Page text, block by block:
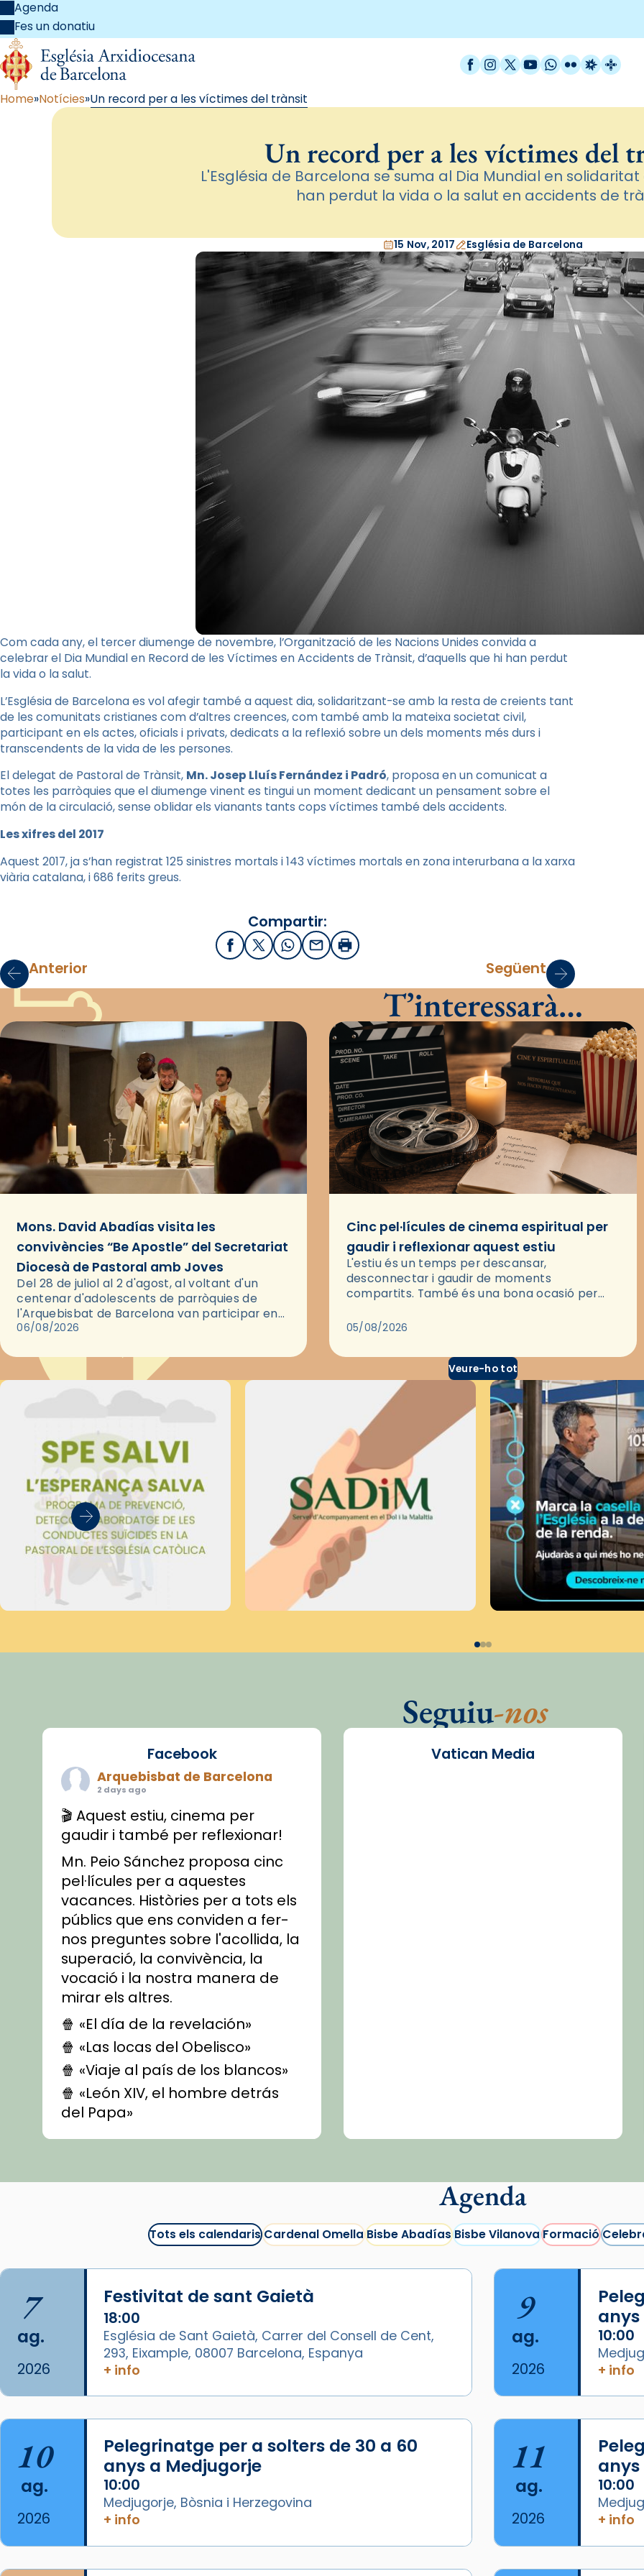
Agenda
Fes un donatiu
Facebook
Instagram
X / Twitter
YouTube
WhatsApp
FlickrRadio
Home Notícies Un record per a les víctimes del trànsit
Un record per a les víctimes del
L'Església de Barcelona se suma al Dia Mundial en
han perdut la vida o la salut en accidents de
15 Nov, 2017 Església de Barcelona
Com cada any, el tercer diumenge de novembre, l’Organització de les Nacions Unides convida a
celebrar el Dia Mundial en Record de les Víctimes en Accidents de Trànsit, d’aquells que hi han perdut
la vida o la salut.
L’Església de Barcelona es vol afegir també a aquest dia, solidaritzant-se amb la resta de creients tant
de les comunitats cristianes com d’altres creences, com també amb la mateixa societat civil,
participant en els actes, oficials i privats, dedicats a la reflexió sobre un dels moments més durs i
transcendents de la vida de les persones.
El delegat de Pastoral de Trànsit, Mn. Josep Lluís Fernández i Padró, proposa en un comunicat a
totes les parròquies que el diumenge vinent es tingui un moment dedicant un pensament sobre el
món de la circulació, sense oblidar els vianants tants cops víctimes també dels accidents.
Les xifres del 2017
Aquest 2017, ja s’han registrat 125 sinistres mortals i 143 víctimes mortals en zona interurbana a la xarxa
viària catalana, i 686 ferits greus.
Compartir:
FacebookX / Twitter
WhatsApp
EmailImprimir
Anterior Següent
T’interessarà…
Mons. David Abadías visita les
convivències “Be Apostle” del Secretariat
Diocesà de Pastoral amb Joves
Del 28 de juliol al 2 d'agost, al voltant d'un
centenar d'adolescents de parròquies de
l'Arquebisbat de Barcelona van participar en
les convivències Be Apostle, organitzades pel
06/08/2026
Cinc pel·lícules de cinema espiritual per
gaudir i reflexionar aquest estiu
L'estiu és un temps per descansar,
desconnectar i gaudir de moments
compartits. També és una bona ocasió per
través del cinema, reflexionar sobre les…
05/08/2026
Veure-ho tot
Seguiu-nos
Facebook
Arquebisbat de Barcelona
2 days ago
🎬 Aquest estiu, cinema per
gaudir i també per reflexionar!
Mn. Peio Sánchez proposa cinc
pel·lícules per a aquestes
vacances. Històries per a tots els
públics que ens conviden a fer-
nos preguntes sobre l'acollida, la
superació, la convivència, la
vocació i la nostra manera de
mirar els altres.
🍿 «El día de la revelación»
🍿 «Las locas del Obelisco»
🍿 «Viaje al país de los blancos»
🍿 «León XIV, el hombre detrás
del Papa»
🍿 «Las ovejas detectives»
recomanacions i prepara una
#CinemaEspiritualitual
@cinemaspiritcat
Imatge: Generada amb IA
(OpenAI)
Video
View on Facebook · Share
Arquebisbat de Barcelona
Lluís Companys, la jove va fer
arribar el seu testimoni al papa
Lleó XIV.
Recupera l'entrevista
Vatican Media
Agenda
Tots els calendarisCardenal OmellaBisbe AbadíasBisbe VilanovaFormació
7
ag.
2026
Festivitat de sant Gaietà
18:00
Església de Sant Gaietà, Carrer del Consell de Cent,
293, Eixample, 08007 Barcelona, Espanya
+ info
9
ag.
2026
10:00
+ info
10
ag.
2026
Pelegrinatge per a solters de 30 a 60
anys a Medjugorje
10:00
Medjugorje, Bòsnia i Herzegovina
+ info
11
ag.
2026
10:00
+ info